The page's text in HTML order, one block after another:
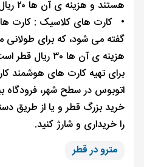
هستند و هزینه ی آن ها ۲۰ ریال قطر است.
• کارت های کلاسیک : کارت
گفته می شود، که برای
هزینه ی آن ها ۳۰ ریال قطر است.
برای تهیه کارت های هوشمند
اتوبوس در سطح شهر، فرودگاه
خرید بزرگ قطر و یا از طریق
را خریداری و شارژ کنید.
مترو در قطر